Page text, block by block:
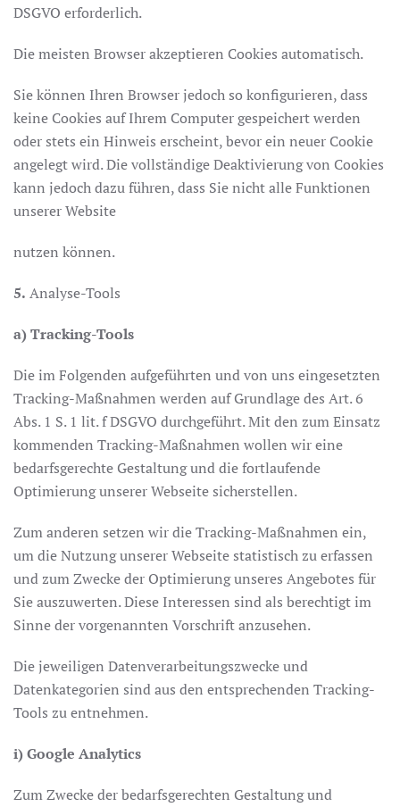
DSGVO erforderlich.
Die meisten Browser akzeptieren Cookies automatisch.
Sie können Ihren Browser jedoch so konfigurieren, dass
keine Cookies auf Ihrem Computer gespeichert werden
oder stets ein Hinweis erscheint, bevor ein neuer Cookie
angelegt wird. Die vollständige Deaktivierung von Cookies
kann jedoch dazu führen, dass Sie nicht alle Funktionen
unserer Website
nutzen können.
5. Analyse-Tools
a) Tracking-Tools
Die im Folgenden aufgeführten und von uns eingesetzten
Tracking-Maßnahmen werden auf Grundlage des Art. 6
Abs. 1 S. 1 lit. f DSGVO durchgeführt. Mit den zum Einsatz
kommenden Tracking-Maßnahmen wollen wir eine
bedarfsgerechte Gestaltung und die fortlaufende
Optimierung unserer Webseite sicherstellen.
Zum anderen setzen wir die Tracking-Maßnahmen ein,
um die Nutzung unserer Webseite statistisch zu erfassen
und zum Zwecke der Optimierung unseres Angebotes für
Sie auszuwerten. Diese Interessen sind als berechtigt im
Sinne der vorgenannten Vorschrift anzusehen.
Die jeweiligen Datenverarbeitungszwecke und
Datenkategorien sind aus den entsprechenden Tracking-
Tools zu entnehmen.
i) Google Analytics
Zum Zwecke der bedarfsgerechten Gestaltung und